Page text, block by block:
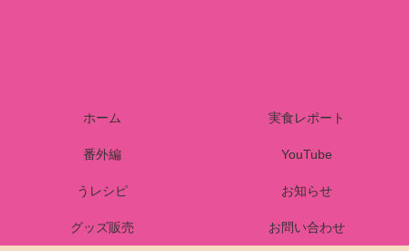
ホーム 実食レポート
番外編 YouTube
うレシピ お知らせ
グッズ販売 お問い合わせ